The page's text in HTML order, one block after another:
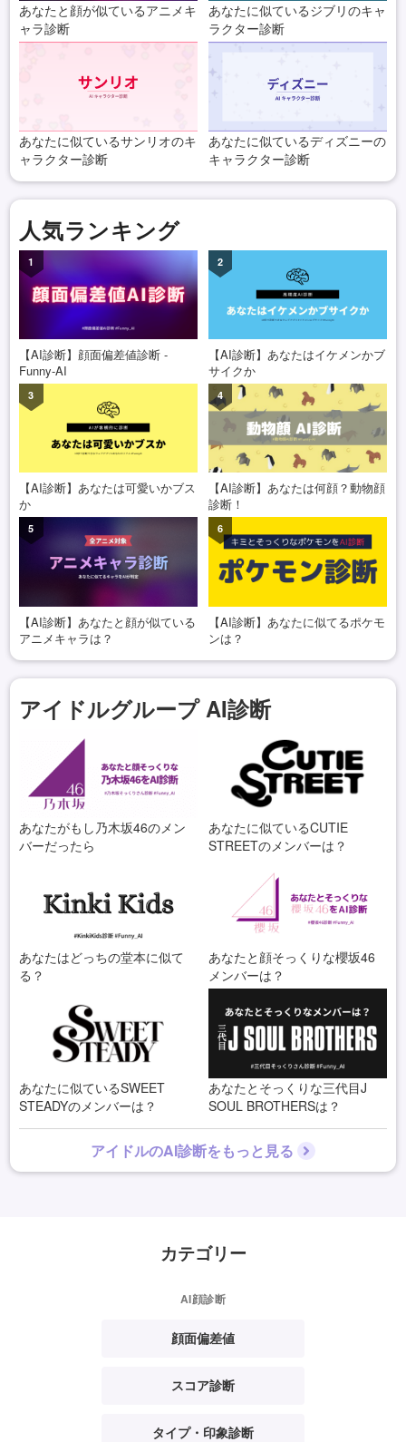
あなたと顔が似ているアニメキ
ャラ診断
あなたに似ているジブリのキャ
ラクター診断
あなたに似ているサンリオのキ
ャラクター診断
あなたに似ているディズニーの
キャラクター診断
人気ランキング
1
【AI診断】顔面偏差値診断 -
Funny-AI
2
【AI診断】あなたはイケメンかブ
サイクか
3
【AI診断】あなたは可愛いかブス
か
4
【AI診断】あなたは何顔？動物顔
診断！
5
【AI診断】あなたと顔が似ている
アニメキャラは？
6
【AI診断】あなたに似てるポケモ
ンは？
アイドルグループ AI診断
あなたがもし乃木坂46のメン
バーだったら
あなたに似ているCUTIE
STREETのメンバーは？
あなたはどっちの堂本に似て
る？
あなたと顔そっくりな櫻坂46
メンバーは？
あなたに似ているSWEET
STEADYのメンバーは？
あなたとそっくりな三代目J
SOUL BROTHERSは？
アイドルのAI診断をもっと見る
カテゴリー
AI顔診断
顔面偏差値
スコア診断
タイプ・印象診断